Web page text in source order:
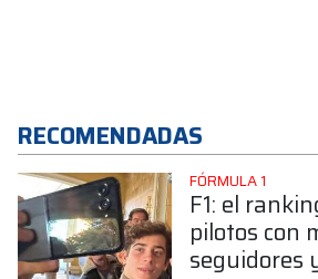
RECOMENDADAS
FÓRMULA 1
F1: el
pilotos con
seguidores